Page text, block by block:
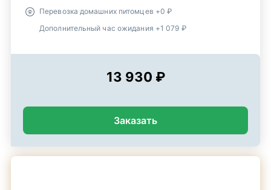
Перевозка домашних питомцев +0 ₽
Дополнительный час ожидания +1 079 ₽
13 930 ₽
Заказать